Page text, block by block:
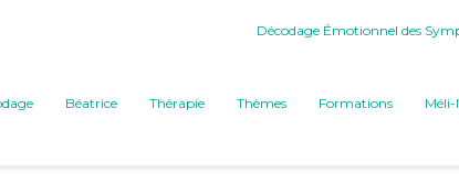
Décodage Émotionnel des
Béatrice Thérapie Thèmes Formations Méli-